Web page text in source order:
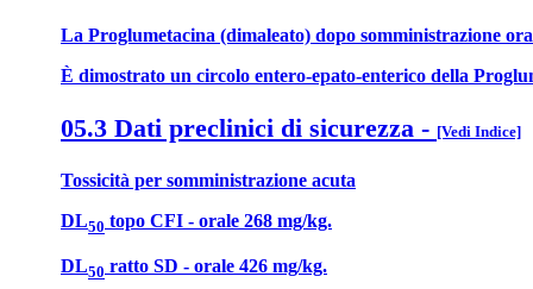
La Proglumetacina (dimaleato) dopo somministrazione
È dimostrato un circolo entero-epato-enterico della
05.3 Dati preclinici di sicurezza - [Vedi Indice]
Tossicità per somministrazione acuta
DL50 topo CFI - orale 268 mg/kg.
DL50 ratto SD - orale 426 mg/kg.